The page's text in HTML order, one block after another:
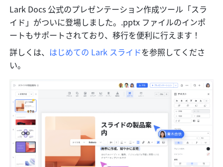
Lark Docs 公式のプレゼンテーション作成ツール「スラ
イド」がついに登場しました。.pptx ファイルのインポ
ートもサポートされており、移行を便利に行えます！
詳しくは、 はじめての Lark スライドを参照してくださ
い。